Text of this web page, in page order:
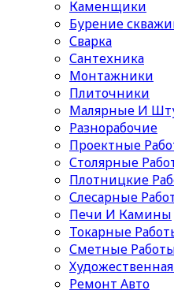
Каменщики
Бурение
Сварка
Сантехника
Монтажники
Плиточники
Малярные И
Разнорабочие
Проектные
Столярные
Плотницкие
Слесарные
Печи И Камины
Токарные
Сметные
Ремонт Авто